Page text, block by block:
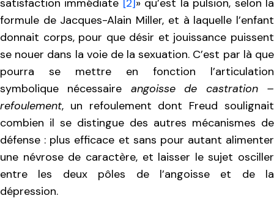
satisfaction immédiate [2] » qu’est la pulsion, selon la
formule de Jacques-Alain Miller, et à laquelle l’enfant
donnait corps, pour que désir et jouissance puissent
se nouer dans la voie de la sexuation. C’est par là que
pourra se mettre en fonction l’articulation
symbolique nécessaire angoisse de castration –
refoulement, un refoulement dont Freud soulignait
combien il se distingue des autres mécanismes de
défense : plus efficace et sans pour autant alimenter
une névrose de caractère, et laisser le sujet osciller
entre les deux pôles de l’angoisse et de la
dépression.